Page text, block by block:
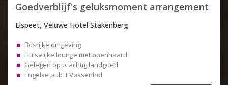
Goedverblijf's geluksmoment arrangement
Elspeet, Veluwe Hotel Stakenberg
Bosrijke omgeving
Huiselijke lounge met openhaard
Gelegen op prachtig landgoed
Engelse pub 't Vossenhol